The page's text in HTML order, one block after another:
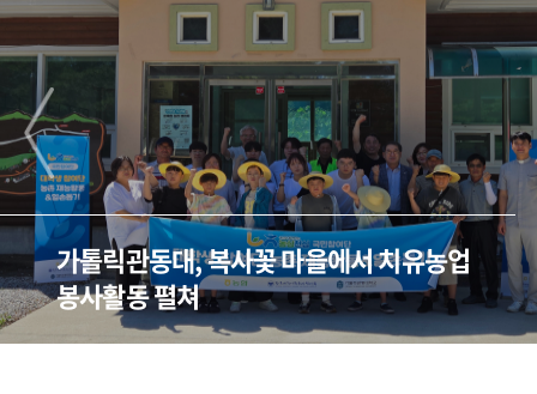
가톨릭관동대, 복사꽃 마을에서 치유농업
봉사활동 펼쳐